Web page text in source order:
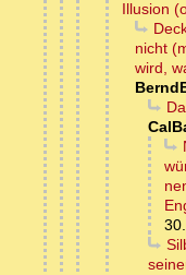
Illusion
nicht
wird,